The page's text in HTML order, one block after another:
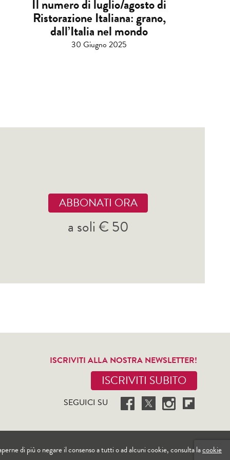
Il numero di luglio/agosto di
Ristorazione Italiana: grano,
dall’Italia nel mondo
30 Giugno 2025
ABBONATI ORA
a soli € 50
ISCRIVITI ALLA NOSTRA NEWSLETTER!
ISCRIVITI SUBITO
SEGUICI SU
di più o negare il consenso a tutti o ad alcuni cookie, consulta lacookie